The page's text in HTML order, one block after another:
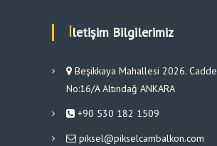
İletişim Bilgilerimiz
Beşikkaya Mahallesi 2026. Cadde
No:16/A Altındağ ANKARA
+90 530 182 1509
piksel@pikselcambalkon.com